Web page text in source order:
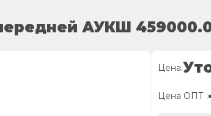
АУКШ
Цена:
Цена ОПТ :